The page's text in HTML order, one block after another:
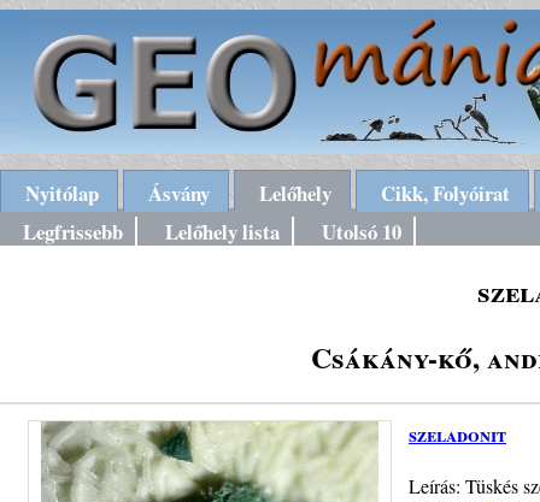
Nyitólap Ásvány Lelőhely
Cikk, Folyóirat
Legfrissebb
Lelőhely lista Utolsó 10
Csákány-kő,
szeladonit
Leírás: Tüskés